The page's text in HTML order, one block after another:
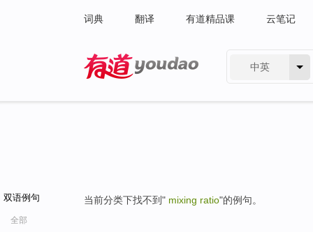
词典 翻译 有道精品课 云笔记
中英
双语例句
全部
当前分类下找不到" mixing ratio"的例句。